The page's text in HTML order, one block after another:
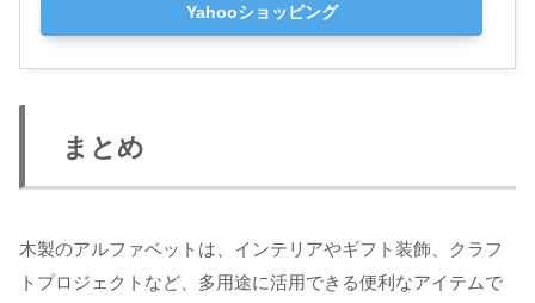
Yahooショッピング
まとめ
木製のアルファベットは、インテリアやギフト装飾、クラフ
トプロジェクトなど、多用途に活用できる便利なアイテムで